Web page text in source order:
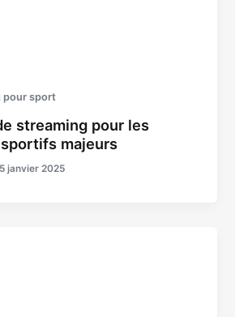
pour sport
streaming pour les
majeurs
5 janvier 2025